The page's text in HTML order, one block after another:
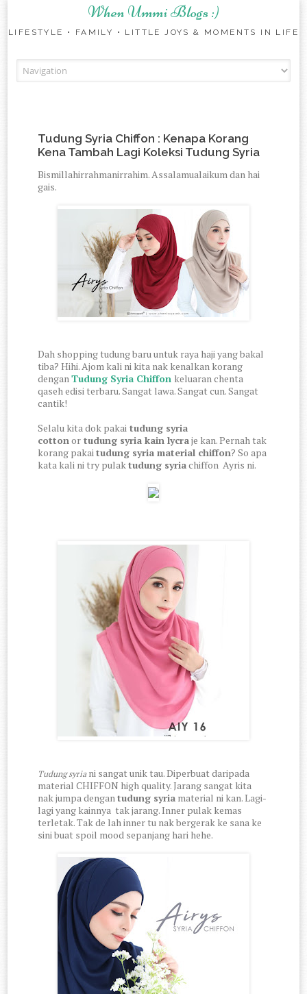
When Ummi Blogs :)
LIFESTYLE • FAMILY • LITTLE JOYS & MOMENTS IN LIFE
Tudung Syria Chiffon : Kenapa Korang
Kena Tambah Lagi Koleksi Tudung Syria
Bismillahirrahmanirrahim. Assalamualaikum dan hai
gais.
Dah shopping tudung baru untuk raya haji yang bakal
tiba? Hihi. Ajom kali ni kita nak kenalkan korang
denganTudung Syria Chiffon keluaran chenta
qaseh edisi terbaru. Sangat lawa. Sangat cun. Sangat
cantik!
Selalu kita dok pakai tudung syria
cottonor tudung syria kain lycraje kan. Pernah tak
korang pakaitudung syria material chiffon? So apa
kata kali ni try pulaktudung syriachiffon Ayris ni.
Tudung syriani sangat unik tau. Diperbuat daripada
material CHIFFON high quality. Jarang sangat kita
nak jumpa dengantudung syria material ni kan. Lagi-
lagi yang kainnya tak jarang. Inner pulak kemas
terletak. Tak de lah inner tu nak bergerak ke sana ke
sini buat spoil mood sepanjang hari hehe.